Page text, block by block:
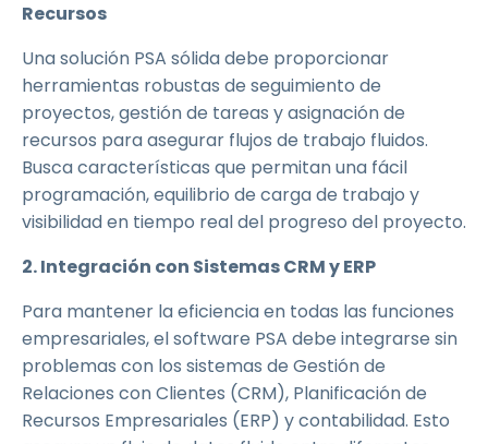
Recursos
Una solución PSA sólida debe proporcionar
herramientas robustas de seguimiento de
proyectos, gestión de tareas y asignación de
recursos para asegurar flujos de trabajo fluidos.
Busca características que permitan una fácil
programación, equilibrio de carga de trabajo y
visibilidad en tiempo real del progreso del proyecto.
2. Integración con Sistemas CRM y ERP
Para mantener la eficiencia en todas las funciones
empresariales, el software PSA debe integrarse sin
problemas con los sistemas de Gestión de
Relaciones con Clientes (CRM), Planificación de
Recursos Empresariales (ERP) y contabilidad. Esto